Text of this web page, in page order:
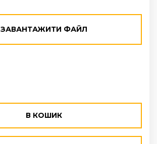
ЗАВАНТАЖИТИ ФАЙЛ
В КОШИК